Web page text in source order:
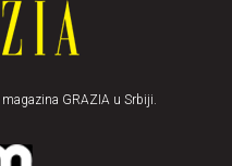
GRAZIA u Srbiji.